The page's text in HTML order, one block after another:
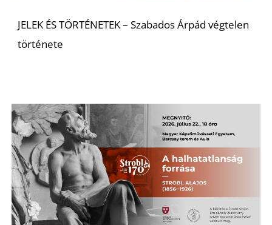
JELEK ÉS TÖRTÉNETEK – Szabados Árpád végtelen
története